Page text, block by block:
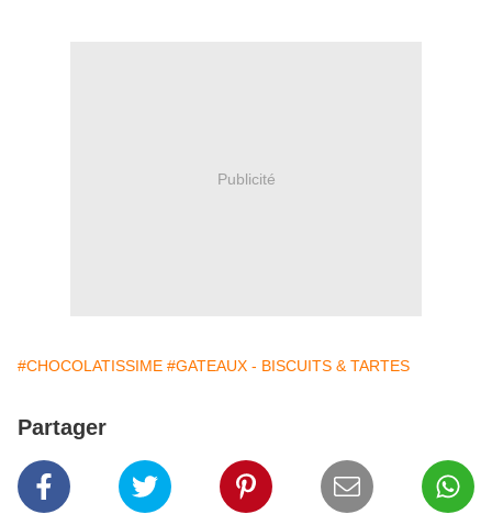
Publicité
#CHOCOLATISSIME #GATEAUX - BISCUITS & TARTES
Partager